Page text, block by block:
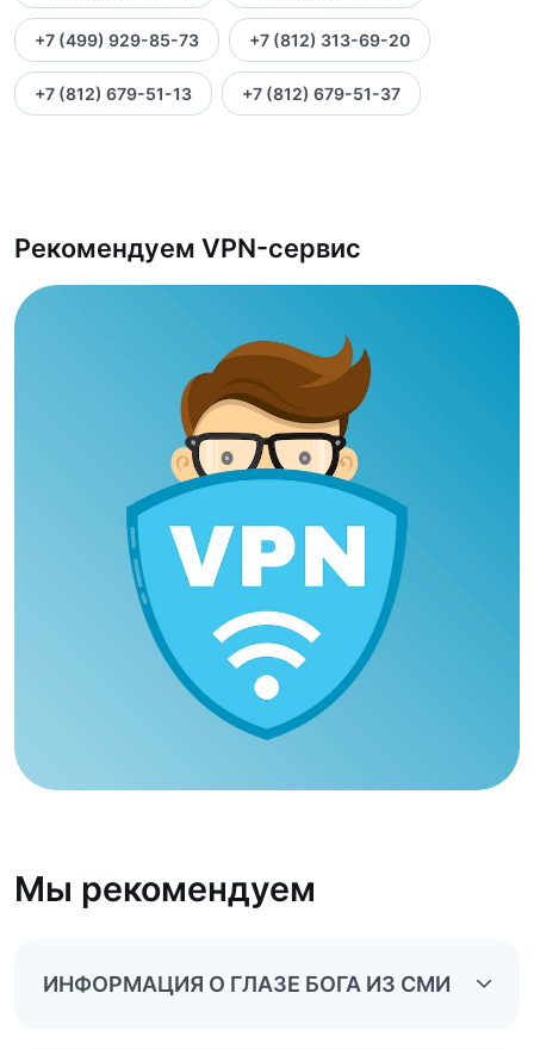
+7 (499) 929-85-73 +7 (812) 313-69-20
+7 (812) 679-51-13 +7 (812) 679-51-37
Рекомендуем VPN-сервис
Мы рекомендуем
ИНФОРМАЦИЯ О ГЛАЗЕ БОГА ИЗ СМИ